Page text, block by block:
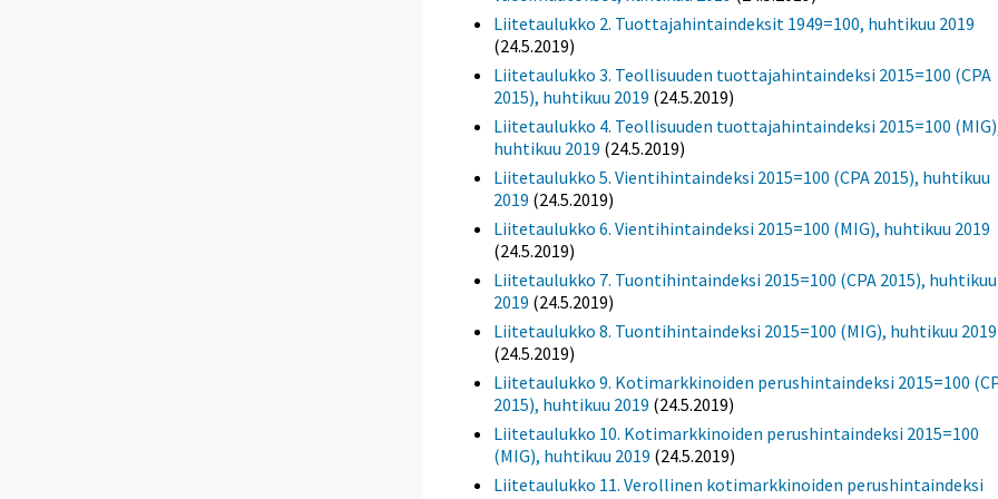
Liitetaulukko 2. Tuottajahintaindeksit 1949=100, huhtikuu 2019
(24.5.2019)
Liitetaulukko 3. Teollisuuden tuottajahintaindeksi 2015=100 (CPA
2015), huhtikuu 2019 (24.5.2019)
Liitetaulukko 4. Teollisuuden tuottajahintaindeksi 2015=100
huhtikuu 2019 (24.5.2019)
Liitetaulukko 5. Vientihintaindeksi 2015=100 (CPA 2015), huhtikuu
2019 (24.5.2019)
Liitetaulukko 6. Vientihintaindeksi 2015=100 (MIG), huhtikuu 2019
(24.5.2019)
Liitetaulukko 7. Tuontihintaindeksi 2015=100 (CPA 2015), huhtikuu
2019 (24.5.2019)
Liitetaulukko 8. Tuontihintaindeksi 2015=100 (MIG), huhtikuu 2019
(24.5.2019)
Liitetaulukko 9. Kotimarkkinoiden perushintaindeksi 2015=100
2015), huhtikuu 2019 (24.5.2019)
Liitetaulukko 10. Kotimarkkinoiden perushintaindeksi 2015=100
(MIG), huhtikuu 2019 (24.5.2019)
Liitetaulukko 11. Verollinen kotimarkkinoiden perushintaindeksi